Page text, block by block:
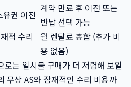
유권 이전
계약 만료 후 이전 또는
반납 선택 가능
적 수리
월 렌탈료 총합 (추가 비
용 없음)
는 일시불 구매가 더 저렴해 보일
무상 AS와 잠재적인 수리 비용까